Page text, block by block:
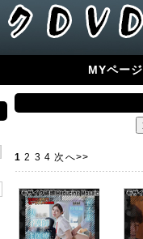
MYページ
1 2 3 4 次へ>>